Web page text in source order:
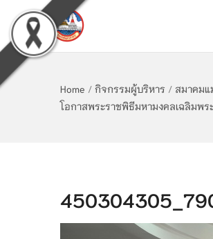
Home / กิจกรรมผู้บริหาร / สมาคมแ
โอกาสพระราชพิธีมหามงคลเฉลิมพ